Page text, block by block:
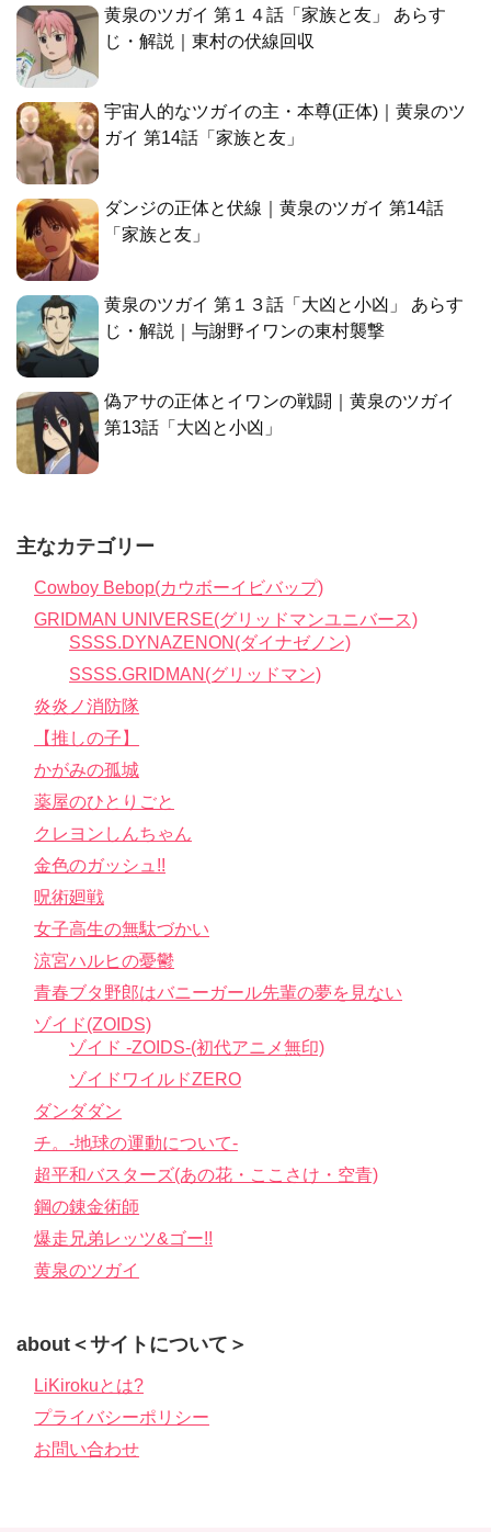
黄泉のツガイ 第１４話「家族と友」 あらす
じ・解説｜東村の伏線回収
宇宙人的なツガイの主・本尊(正体)｜黄泉のツ
ガイ 第14話「家族と友」
ダンジの正体と伏線｜黄泉のツガイ 第14話
「家族と友」
黄泉のツガイ 第１３話「大凶と小凶」 あらす
じ・解説｜与謝野イワンの東村襲撃
偽アサの正体とイワンの戦闘｜黄泉のツガイ
第13話「大凶と小凶」
主なカテゴリー
Cowboy Bebop(カウボーイビバップ)
GRIDMAN UNIVERSE(グリッドマンユニバース)
SSSS.DYNAZENON(ダイナゼノン)
SSSS.GRIDMAN(グリッドマン)
炎炎ノ消防隊
【推しの子】
かがみの孤城
薬屋のひとりごと
クレヨンしんちゃん
金色のガッシュ!!
呪術廻戦
女子高生の無駄づかい
涼宮ハルヒの憂鬱
青春ブタ野郎はバニーガール先輩の夢を見ない
ゾイド(ZOIDS)
ゾイド -ZOIDS-(初代アニメ無印)
ゾイドワイルドZERO
ダンダダン
チ。-地球の運動について-
超平和バスターズ(あの花・ここさけ・空青)
鋼の錬金術師
爆走兄弟レッツ&ゴー!!
黄泉のツガイ
about＜サイトについて＞
LiKirokuとは?
プライバシーポリシー
お問い合わせ